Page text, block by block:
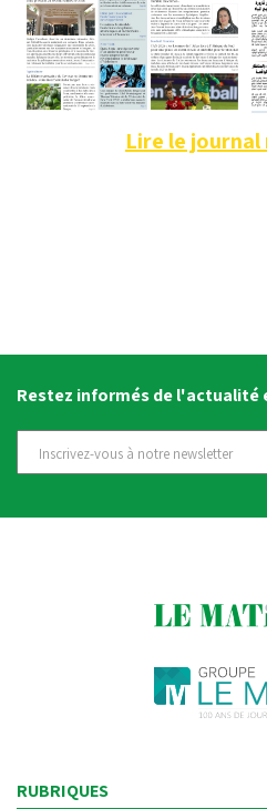
Lire le
Restez informés de l'actualité
RUBRIQUES